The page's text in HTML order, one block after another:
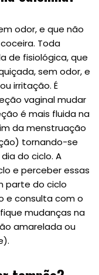
odor, e que não
Toda
de fisiológica, que
sem odor, e
irritação. É
vaginal mudar
é mais fluida na
da menstruação
tornando-se
do ciclo. A
e perceber essas
parte do ciclo
e consulta com o
mudanças na
amarelada ou